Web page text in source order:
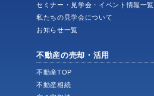
セミナー・見学会・イベント情報一覧
私たちの見学会について
お知らせ一覧
不動産の売却・活用
不動産TOP
不動産相続